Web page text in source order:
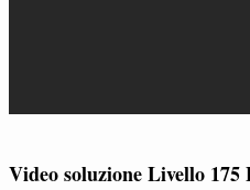
Video soluzione Livello 175